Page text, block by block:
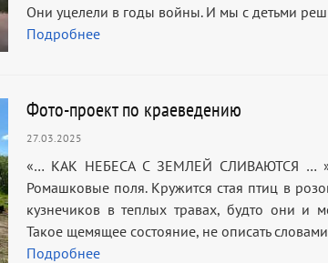
Они уцелели в годы войны. И мы с детьми
Подробнее
Фото-проект по краеведению
27.03.2025
«… КАК НЕБЕСА С ЗЕМЛЕЙ СЛИВАЮТСЯ … »
Ромашковые поля. Кружится стая птиц в
кузнечиков в теплых травах, будто они и
Такое щемящее состояние, не описать
Подробнее